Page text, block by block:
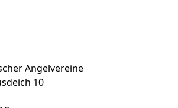
Angelvereine
10